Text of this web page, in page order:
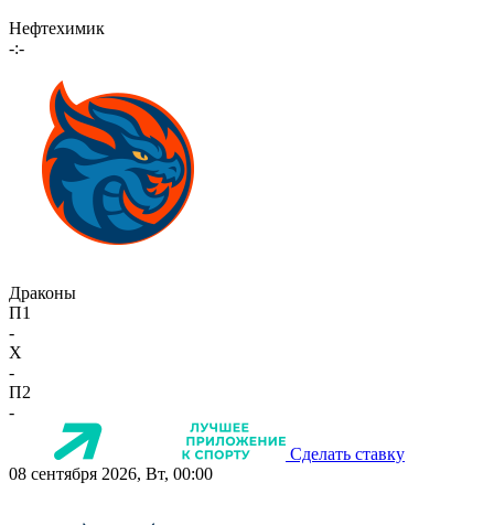
Нефтехимик
-:-
Драконы
П1
-
X
-
П2
-
Сделать ставку
08 сентября 2026, Вт, 00:00